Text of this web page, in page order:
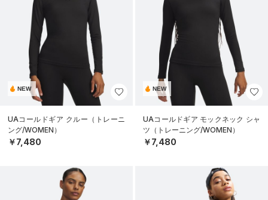
NEW
UAコールドギア クルー（トレーニ
ング/WOMEN）
￥7,480
NEW
UAコールドギア モックネック シャ
ツ（トレーニング/WOMEN）
￥7,480